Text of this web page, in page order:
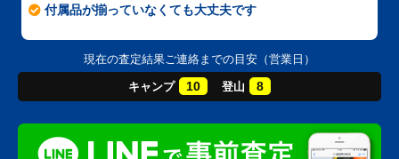
付属品が揃っていなくても大丈夫です
現在の査定結果ご連絡までの目安（営業日）
キャンプ 10 登山 8